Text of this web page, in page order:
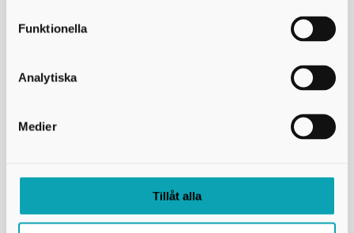
Funktionella
Analytiska
Medier
Tillåt alla
Spelprogrammering